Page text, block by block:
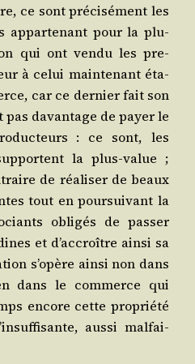
ce sont pré­ci­sé­ment les
appar­te­nant pour la plu­
qui ont ven­du les pre­
à celui main­te­nant éta­
car ce der­nier fait son
davan­tage de payer le
: ce sont, les
la plus-value ;
de réa­li­ser de beaux
tout en pour­sui­vant la
obli­gés de pas­ser
et d’accroître ain­si sa
s’opère ain­si non dans
dans le com­merce qui
encore cette pro­prié­té
aus­si mal­fai­